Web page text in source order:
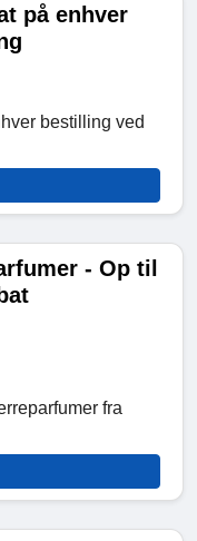
på enhver
bestilling ved
- Op til
fra